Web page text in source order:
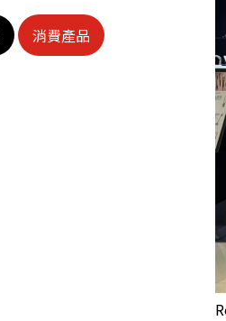
消費產品